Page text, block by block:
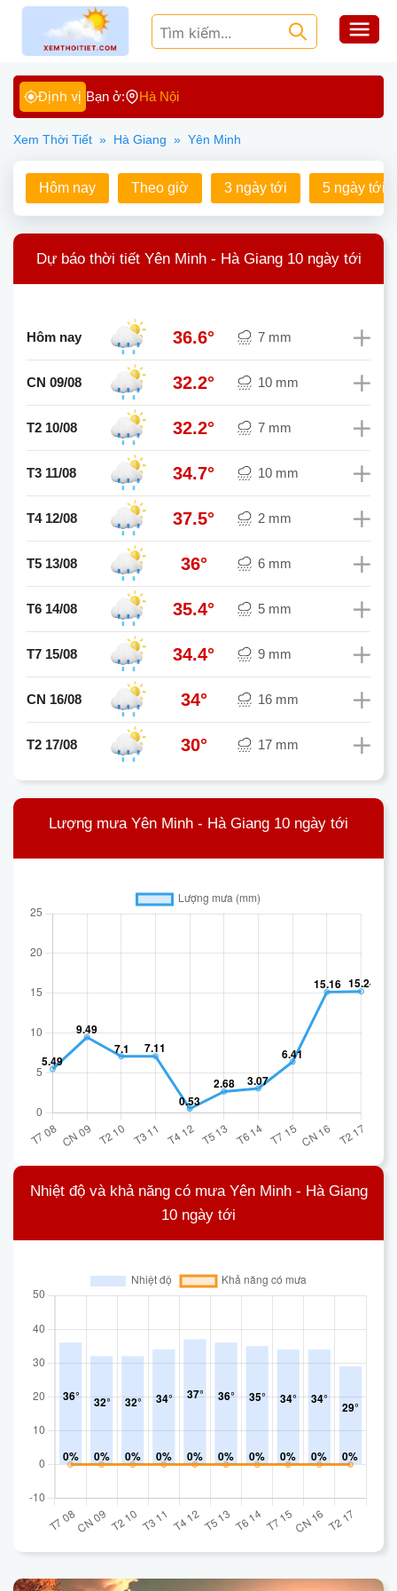
Định vị Bạn ở: Hà Nội
Xem Thời Tiết » Hà Giang » Yên Minh
Hôm nay Theo giờ 3 ngày tới 5 ngày tới
Dự báo thời tiết Yên Minh - Hà Giang 10 ngày tới
Hôm nay 36.6° 7 mm
CN 09/08 32.2° 10 mm
T2 10/08 32.2° 7 mm
T3 11/08 34.7° 10 mm
T4 12/08 37.5° 2 mm
T5 13/08 36° 6 mm
T6 14/08 35.4° 5 mm
T7 15/08 34.4° 9 mm
CN 16/08 34° 16 mm
T2 17/08 30° 17 mm
Lượng mưa Yên Minh - Hà Giang 10 ngày tới
Nhiệt độ và khả năng có mưa Yên Minh - Hà Giang
10 ngày tới